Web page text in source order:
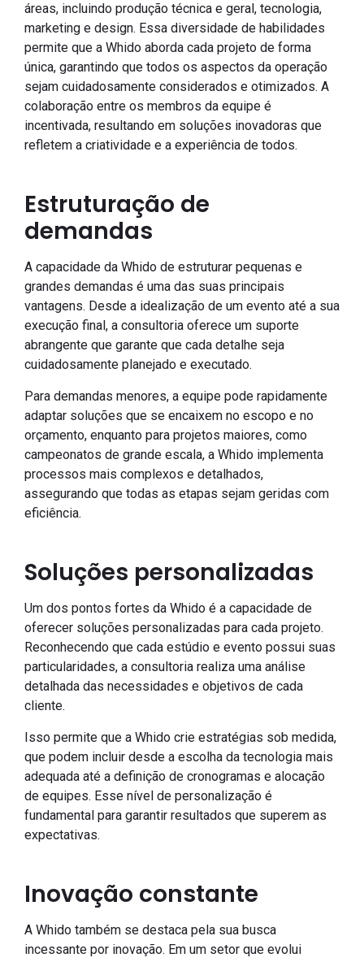
áreas, incluindo produção técnica e geral, tecnologia,
marketing e design. Essa diversidade de habilidades
permite que a Whido aborda cada projeto de forma
única, garantindo que todos os aspectos da operação
sejam cuidadosamente considerados e otimizados. A
colaboração entre os membros da equipe é
incentivada, resultando em soluções inovadoras que
refletem a criatividade e a experiência de todos.
Estruturação de
demandas
A capacidade da Whido de estruturar pequenas e
grandes demandas é uma das suas principais
vantagens. Desde a idealização de um evento até a sua
execução final, a consultoria oferece um suporte
abrangente que garante que cada detalhe seja
cuidadosamente planejado e executado.
Para demandas menores, a equipe pode rapidamente
adaptar soluções que se encaixem no escopo e no
orçamento, enquanto para projetos maiores, como
campeonatos de grande escala, a Whido implementa
processos mais complexos e detalhados,
assegurando que todas as etapas sejam geridas com
eficiência.
Soluções personalizadas
Um dos pontos fortes da Whido é a capacidade de
oferecer soluções personalizadas para cada projeto.
Reconhecendo que cada estúdio e evento possui suas
particularidades, a consultoria realiza uma análise
detalhada das necessidades e objetivos de cada
cliente.
Isso permite que a Whido crie estratégias sob medida,
que podem incluir desde a escolha da tecnologia mais
adequada até a definição de cronogramas e alocação
de equipes. Esse nível de personalização é
fundamental para garantir resultados que superem as
expectativas.
Inovação constante
A Whido também se destaca pela sua busca
incessante por inovação. Em um setor que evolui